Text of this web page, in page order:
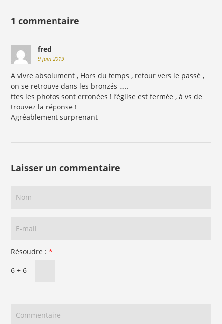
1 commentaire
fred
9 juin 2019
A vivre absolument , Hors du temps , retour vers le passé ,
on se retrouve dans les bronzés …..
ttes les photos sont erronées ! l’église est fermée , à vs de
trouvez la réponse !
Agréablement surprenant
Laisser un commentaire
Résoudre :*
6 + 6 =